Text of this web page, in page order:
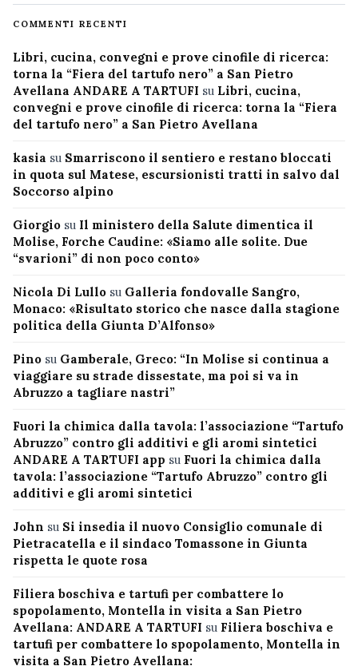
COMMENTI RECENTI
Libri, cucina, convegni e prove cinofile di ricerca:
torna la “Fiera del tartufo nero” a San Pietro
Avellana ANDARE A TARTUFI su Libri, cucina,
convegni e prove cinofile di ricerca: torna la “Fiera
del tartufo nero” a San Pietro Avellana
kasia su Smarriscono il sentiero e restano bloccati
in quota sul Matese, escursionisti tratti in salvo dal
Soccorso alpino
Giorgio su Il ministero della Salute dimentica il
Molise, Forche Caudine: «Siamo alle solite. Due
“svarioni” di non poco conto»
Nicola Di Lullo su Galleria fondovalle Sangro,
Monaco: «Risultato storico che nasce dalla stagione
politica della Giunta D’Alfonso»
Pino su Gamberale, Greco: “In Molise si continua a
viaggiare su strade dissestate, ma poi si va in
Abruzzo a tagliare nastri”
Fuori la chimica dalla tavola: l’associazione “Tartufo
Abruzzo” contro gli additivi e gli aromi sintetici
ANDARE A TARTUFI app su Fuori la chimica dalla
tavola: l’associazione “Tartufo Abruzzo” contro gli
additivi e gli aromi sintetici
John su Si insedia il nuovo Consiglio comunale di
Pietracatella e il sindaco Tomassone in Giunta
rispetta le quote rosa
Filiera boschiva e tartufi per combattere lo
spopolamento, Montella in visita a San Pietro
Avellana: ANDARE A TARTUFI su Filiera boschiva e
tartufi per combattere lo spopolamento, Montella in
visita a San Pietro Avellana: